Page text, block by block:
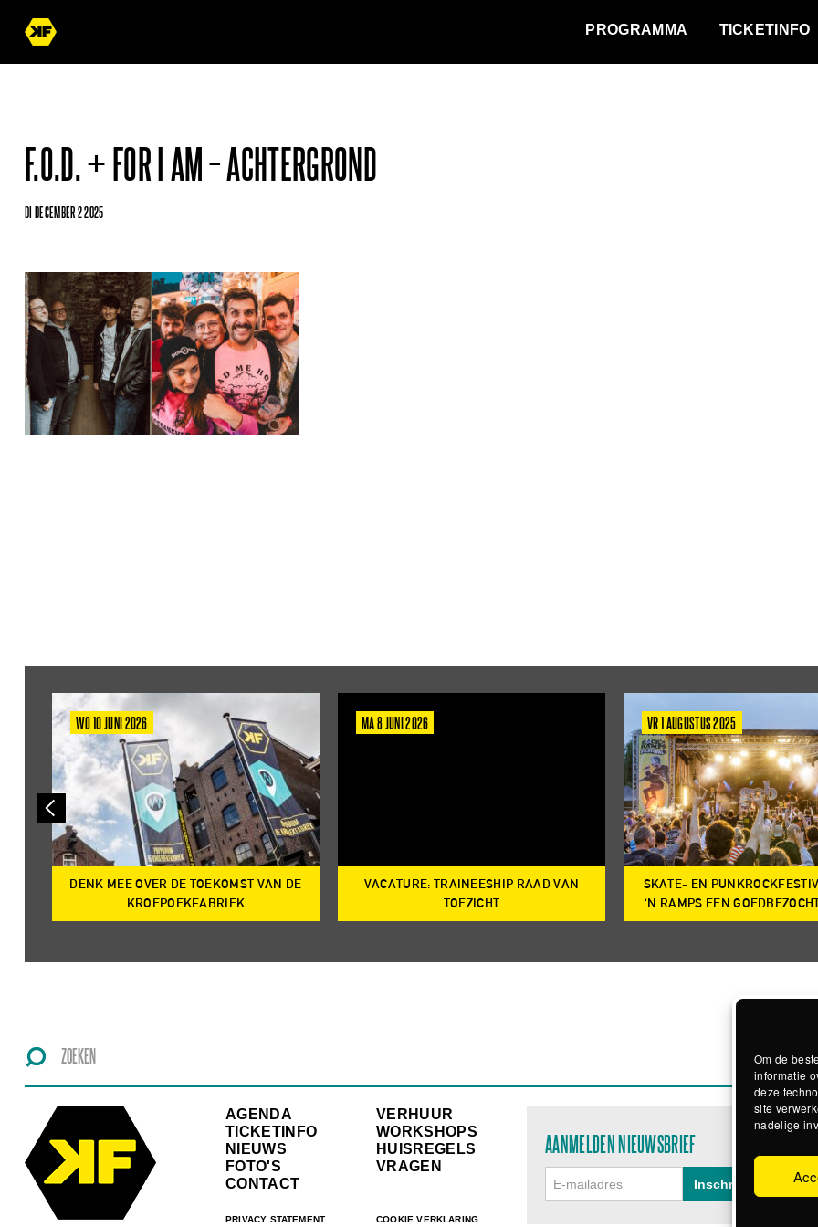
Om de
informatie
deze
site
nadelige
PROGRAMMA TICKETINFO
F.O.D. + FOR I AM – ACHTERGROND
DI DECEMBER 2 2025
WO 10 JUNI 2026
DENK MEE OVER DE TOEKOMST VAN DE
KROEPOEKFABRIEK
MA 8 JUNI 2026
VACATURE: TRAINEESHIP RAAD VAN
TOEZICHT
VR 1 AUGUSTUS 2025
SKATE- EN
‘N RAMPS EEN
AGENDA
TICKETINFO
NIEUWS
FOTO'S
CONTACT
PRIVACY STATEMENT
VERHUUR
WORKSHOPS
HUISREGELS
VRAGEN
COOKIE VERKLARING
AANMELDEN NIEUWSBRIEF